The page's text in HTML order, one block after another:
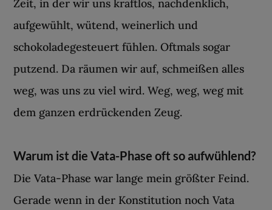
Zeit, in der wir uns kraftlos, nachdenklich,
aufgewühlt, wütend, weinerlich und
schokoladegesteuert fühlen. Oftmals sogar
putzend. Da räumen wir auf, schmeißen alles
weg, was uns zu viel wird. Weg, weg, weg mit
dem ganzen erdrückenden Zeug.
Warum ist die Vata-Phase oft so aufwühlend?
Die Vata-Phase war lange mein größter Feind.
Gerade wenn in der Konstitution noch Vata